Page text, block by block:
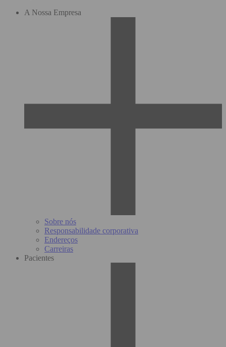
A Nossa Empresa
Sobre nós
Responsabilidade corporativa
Endereços
Carreiras
Pacientes